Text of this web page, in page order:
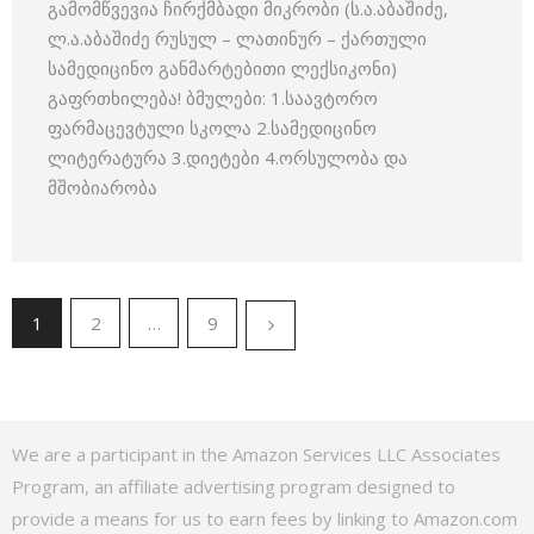
გამომწვევია ჩირქმბადი მიკრობი (ს.ა.აბაშიძე,
ლ.ა.აბაშიძე რუსულ – ლათინურ – ქართული
სამედიცინო განმარტებითი ლექსიკონი)
გაფრთხილება! ბმულები: 1.საავტორო
ფარმაცევტული სკოლა 2.სამედიცინო
ლიტერატურა 3.დიეტები 4.ორსულობა და
მშობიარობა
1 2 … 9
We are a participant in the Amazon Services LLC Associates
Program, an affiliate advertising program designed to
provide a means for us to earn fees by linking to Amazon.com